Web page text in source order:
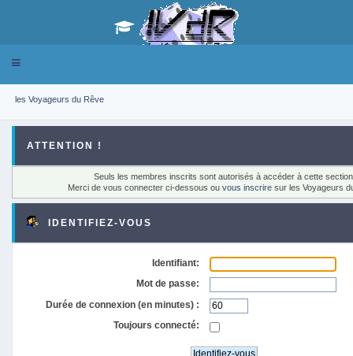
Toggle
les Voyageurs du Rêve
ATTENTION !
Seuls les membres inscrits sont autorisés à accéder à cette
Merci de vous connecter ci-dessous ouvous inscrire sur les Voyageurs
IDENTIFIEZ-VOUS
Identifiant:
Mot de passe:
Durée de connexion (en minutes) :
Toujours connecté: